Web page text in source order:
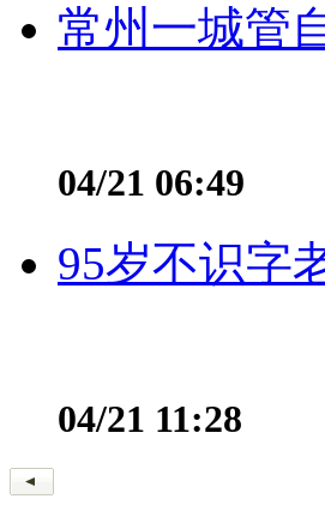
常州一城管
04/21 06:49
95岁不识字
04/21 11:28